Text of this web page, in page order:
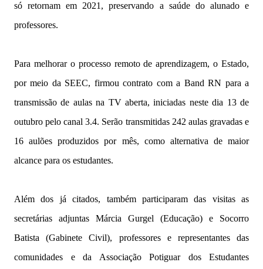
só retornam em 2021, preservando a saúde do alunado e
professores.
Para melhorar o processo remoto de aprendizagem, o Estado,
por meio da SEEC, firmou contrato com a Band RN para a
transmissão de aulas na TV aberta, iniciadas neste dia 13 de
outubro pelo canal 3.4. Serão transmitidas 242 aulas gravadas e
16 aulões produzidos por mês, como alternativa de maior
alcance para os estudantes.
Além dos já citados, também participaram das visitas as
secretárias adjuntas Márcia Gurgel (Educação) e Socorro
Batista (Gabinete Civil), professores e representantes das
comunidades e da Associação Potiguar dos Estudantes